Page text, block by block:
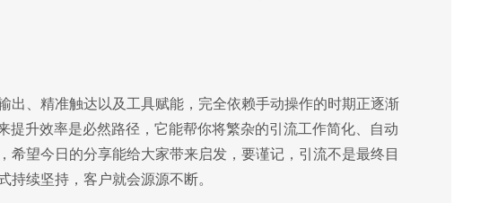
出、精准触达以及工具赋能，完全依赖手动操作的时期正逐渐
升效率是必然路径，它能帮你将繁杂的引流工作简化、自动
望今日的分享能给大家带来启发，要谨记，引流不是最终目
续坚持，客户就会源源不断。